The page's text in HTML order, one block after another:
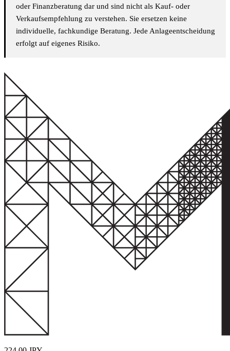
oder Finanzberatung dar und sind nicht als Kauf- oder
Verkaufsempfehlung zu verstehen. Sie ersetzen keine
individuelle, fachkundige Beratung. Jede Anlageentscheidung
erfolgt auf eigenes Risiko.